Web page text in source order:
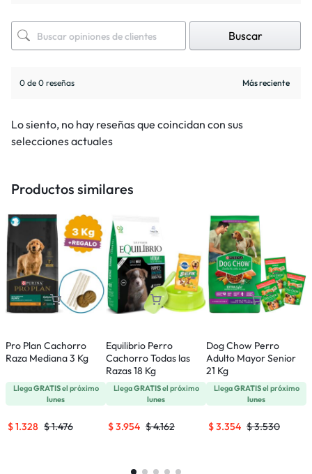
Buscar
0 de 0 reseñas
Lo siento, no hay reseñas que coincidan con sus
selecciones actuales
Productos similares
Pro Plan Cachorro
Raza Mediana 3 Kg
LlegaGRATISel próximo
lunes
$1.476
$1.328
Equilibrio Perro
Cachorro Todas las
Razas 18 Kg
LlegaGRATISel próximo
lunes
$4.162
$3.954
Dog Chow Perro
Adulto Mayor Senior
21 Kg
LlegaGRATISel próximo
lunes
$3.530
$3.354